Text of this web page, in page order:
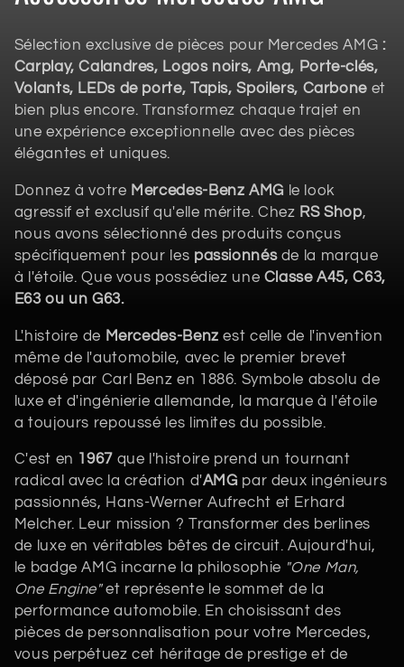
o
l
l
e
c
t
i
o
n
:
Sélection exclusive de pièces pour Mercedes AMG :
Carplay, Calandres, Logos noirs, Amg, Porte-clés,
Volants, LEDs de porte, Tapis, Spoilers, Carbone et
bien plus encore. Transformez chaque trajet en
une expérience exceptionnelle avec des pièces
élégantes et uniques.
Donnez à votre Mercedes-Benz AMG le look
agressif et exclusif qu'elle mérite. Chez RS Shop,
nous avons sélectionné des produits conçus
spécifiquement pour les passionnésde la marque
à l'étoile. Que vous possédiez une Classe A45, C63,
E63 ou un G63.
L'histoire de Mercedes-Benz est celle de l'invention
même de l'automobile, avec le premier brevet
déposé par Carl Benz en 1886. Symbole absolu de
luxe et d'ingénierie allemande, la marque à l'étoile
a toujours repoussé les limites du possible.
C'est en 1967que l'histoire prend un tournant
radical avec la création d'AMG par deux ingénieurs
passionnés, Hans-Werner Aufrecht et Erhard
Melcher. Leur mission ? Transformer des berlines
de luxe en véritables bêtes de circuit. Aujourd'hui,
le badge AMG incarne la philosophie "One Man,
One Engine"et représente le sommet de la
performance automobile. En choisissant des
pièces de personnalisation pour votre Mercedes,
vous perpétuez cet héritage de prestige et de